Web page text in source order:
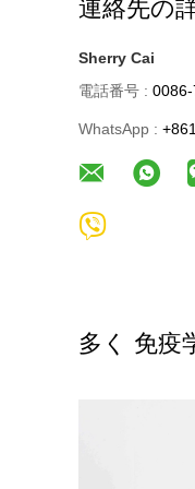
連絡先の
Sherry Cai
電話番号 :
WhatsApp :
多く 免疫